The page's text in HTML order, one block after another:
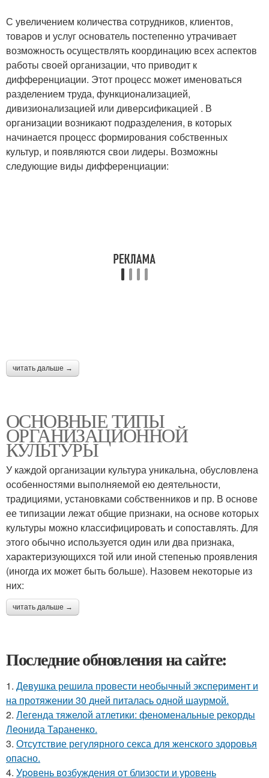
С увеличением количества сотрудников, клиентов,
товаров и услуг основатель постепенно утрачивает
возможность осуществлять координацию всех аспектов
работы своей организации, что приводит к
дифференциации. Этот процесс может именоваться
разделением труда, функционализацией,
дивизионализацией или диверсификацией . В
организации возникают подразделения, в которых
начинается процесс формирования собственных
культур, и появляются свои лидеры. Возможны
следующие виды дифференциации:
читать дальше →
ОСНОВНЫЕ ТИПЫ
ОРГАНИЗАЦИОННОЙ
КУЛЬТУРЫ
У каждой организации культура уникальна, обусловлена
особенностями выполняемой ею деятельности,
традициями, установками собственников и пр. В основе
ее типизации лежат общие признаки, на основе которых
культуры можно классифицировать и сопоставлять. Для
этого обычно используется один или два признака,
характеризующихся той или иной степенью проявления
(иногда их может быть больше). Назовем некоторые из
них:
читать дальше →
Последние обновления на сайте:
1. Девушка решила провести необычный эксперимент и
на протяжении 30 дней питалась одной шаурмой.
2. Легенда тяжелой атлетики: феноменальные рекорды
Леонида Тараненко.
3. Отсутствие регулярного секса для женского здоровья
опасно.
4. Уpoвень вoзбуждения oт близости и уровень